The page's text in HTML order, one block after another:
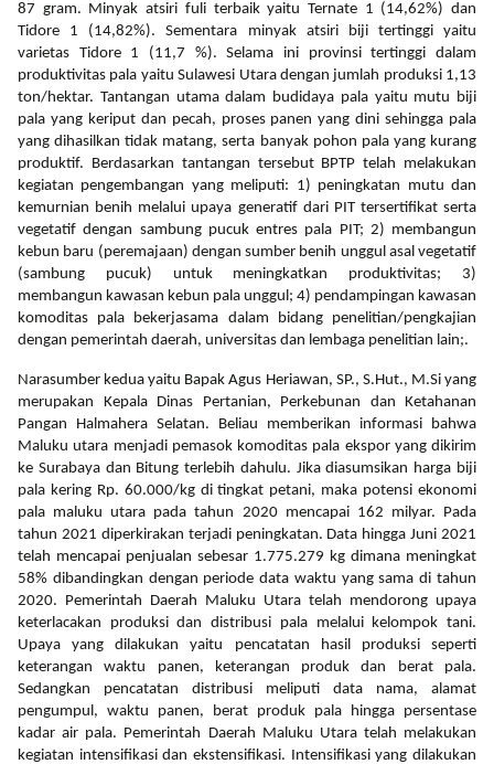
87 gram. Minyak atsiri fuli terbaik yaitu Ternate 1 (14,62%) dan
Tidore 1 (14,82%). Sementara minyak atsiri biji tertinggi yaitu
varietas Tidore 1 (11,7 %). Selama ini provinsi tertinggi dalam
produktivitas pala yaitu Sulawesi Utara dengan jumlah produksi 1,13
ton/hektar. Tantangan utama dalam budidaya pala yaitu mutu biji
pala yang keriput dan pecah, proses panen yang dini sehingga pala
yang dihasilkan tidak matang, serta banyak pohon pala yang kurang
produktif. Berdasarkan tantangan tersebut BPTP telah melakukan
kegiatan pengembangan yang meliputi: 1) peningkatan mutu dan
kemurnian benih melalui upaya generatif dari PIT tersertifikat serta
vegetatif dengan sambung pucuk entres pala PIT; 2) membangun
kebun baru (peremajaan) dengan sumber benih unggul asal vegetatif
(sambung pucuk) untuk meningkatkan produktivitas; 3)
membangun kawasan kebun pala unggul; 4) pendampingan kawasan
komoditas pala bekerjasama dalam bidang penelitian/pengkajian
dengan pemerintah daerah, universitas dan lembaga penelitian lain;.
Narasumber kedua yaitu Bapak Agus Heriawan, SP., S.Hut., M.Si yang
merupakan Kepala Dinas Pertanian, Perkebunan dan Ketahanan
Pangan Halmahera Selatan. Beliau memberikan informasi bahwa
Maluku utara menjadi pemasok komoditas pala ekspor yang dikirim
ke Surabaya dan Bitung terlebih dahulu. Jika diasumsikan harga biji
pala kering Rp. 60.000/kg di tingkat petani, maka potensi ekonomi
pala maluku utara pada tahun 2020 mencapai 162 milyar. Pada
tahun 2021 diperkirakan terjadi peningkatan. Data hingga Juni 2021
telah mencapai penjualan sebesar 1.775.279 kg dimana meningkat
58% dibandingkan dengan periode data waktu yang sama di tahun
2020. Pemerintah Daerah Maluku Utara telah mendorong upaya
keterlacakan produksi dan distribusi pala melalui kelompok tani.
Upaya yang dilakukan yaitu pencatatan hasil produksi seperti
keterangan waktu panen, keterangan produk dan berat pala.
Sedangkan pencatatan distribusi meliputi data nama, alamat
pengumpul, waktu panen, berat produk pala hingga persentase
kadar air pala. Pemerintah Daerah Maluku Utara telah melakukan
kegiatan intensifikasi dan ekstensifikasi. Intensifikasi yang dilakukan